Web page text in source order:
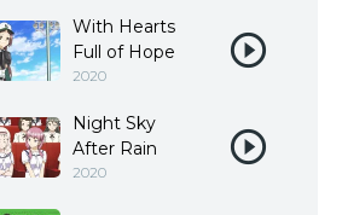
With Hearts
Full of Hope
2020
Night Sky
After Rain
2020